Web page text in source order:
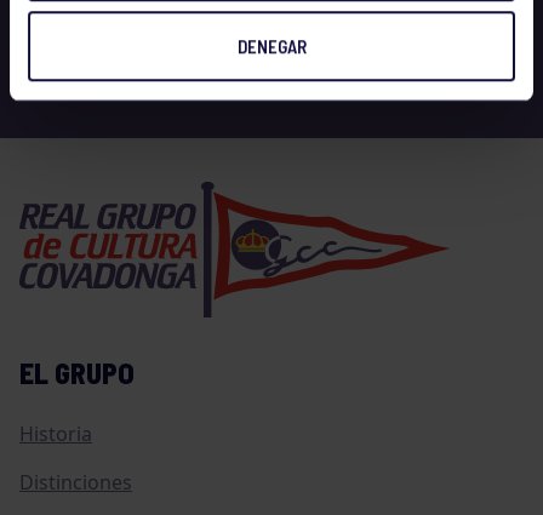
DENEGAR
EL GRUPO
Historia
Distinciones